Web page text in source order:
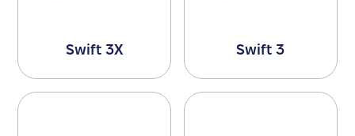
Swift 3X Swift 3